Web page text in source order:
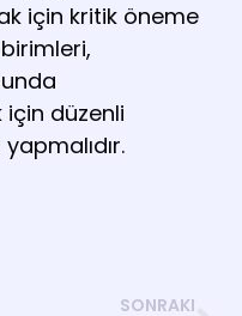
için kritik öneme
düzenli
SONRAKI